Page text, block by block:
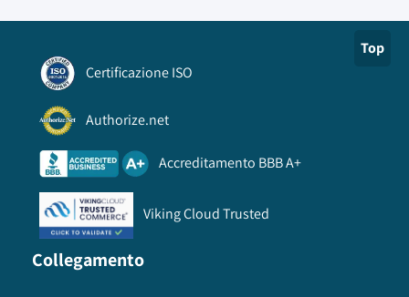
Top
Certificazione ISO
Authorize.net
Accreditamento BBB A+
Viking Cloud Trusted
Collegamento